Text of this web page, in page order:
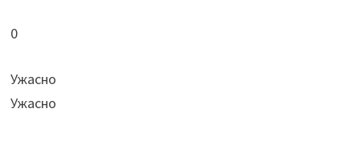
0
Ужасно
Ужасно